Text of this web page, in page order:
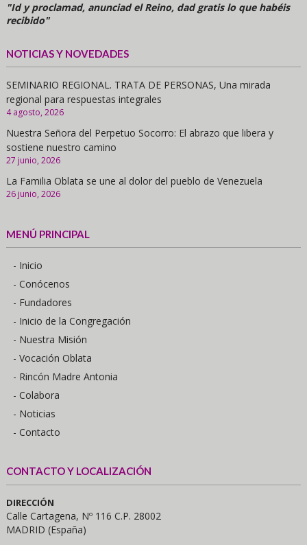
"Id y proclamad, anunciad el Reino, dad gratis lo que habéis
recibido"
NOTICIAS Y NOVEDADES
SEMINARIO REGIONAL. TRATA DE PERSONAS, Una mirada
regional para respuestas integrales
4 agosto, 2026
Nuestra Señora del Perpetuo Socorro: El abrazo que libera y
sostiene nuestro camino
27 junio, 2026
La Familia Oblata se une al dolor del pueblo de Venezuela
26 junio, 2026
MENÚ PRINCIPAL
- Inicio
- Conócenos
- Fundadores
- Inicio de la Congregación
- Nuestra Misión
- Vocación Oblata
- Rincón Madre Antonia
- Colabora
- Noticias
- Contacto
CONTACTO Y LOCALIZACIÓN
DIRECCIÓN
Calle Cartagena, Nº 116 C.P. 28002
MADRID (España)